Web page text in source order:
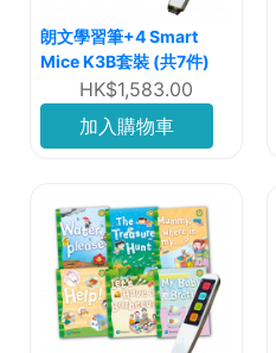
朗文學習筆+4 Smart
Mice K3B套裝 (共7件)
HK$1,583.00
加入購物車